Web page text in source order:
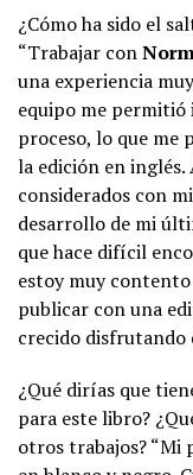
¿Cómo ha sido el
“Trabajar con
una experiencia
equipo me permitió
proceso, lo que me
la edición en inglés.
considerados con
desarrollo de mi
que hace difícil
estoy muy
publicar con una
crecido disfrutando
¿Qué dirías que
para este libro?
otros trabajos? “Mi